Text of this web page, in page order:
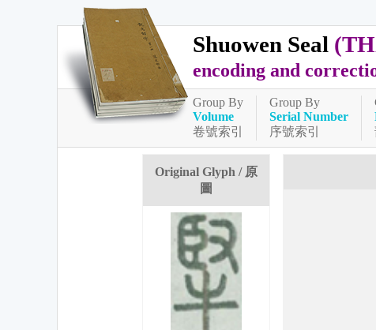
Shuowen Seal
encoding and
Group By
Volume
卷號索引
Group By
Serial Number
序號索引
Original Glyph / 原
圖